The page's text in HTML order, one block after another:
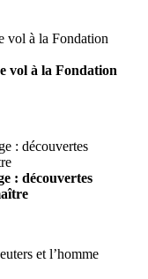
vol à la Fondation
: découvertes